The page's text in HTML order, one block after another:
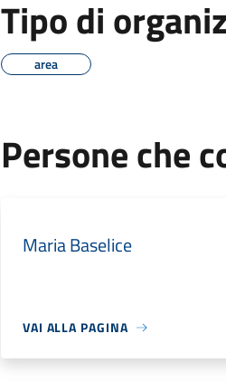
Tipo di
area
Persone che
Maria Baselice
VAI ALLA PAGINA